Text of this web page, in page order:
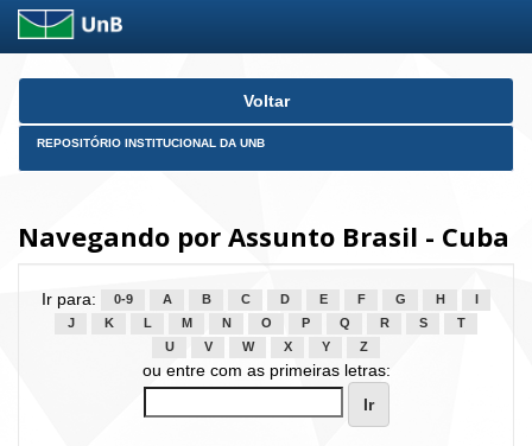
Skip
Voltar
REPOSITÓRIO INSTITUCIONAL DA UNB
Navegando por Assunto Brasil - Cuba
Ir para: 0-9 A B C D E F G H
J
K L M N O P Q R S
T
U
V W X Y Z
ou entre com as primeiras letras: